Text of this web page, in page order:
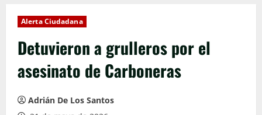
Alerta Ciudadana
Detuvieron a grulleros por el
asesinato de Carboneras
Adrián De Los Santos